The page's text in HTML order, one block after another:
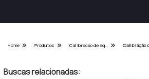
Home Produtos Calibracao de equipamentos hospitalares - Categoria
Buscas relacionadas: